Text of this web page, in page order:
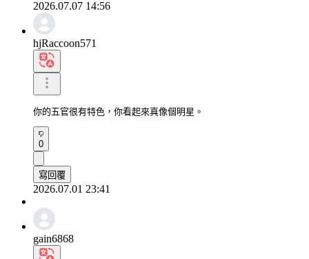
2026.07.07 14:56
hjRaccoon571
你的五官很有特色，你看起來真像個明星。
0
寫回覆
2026.07.01 23:41
gain6868